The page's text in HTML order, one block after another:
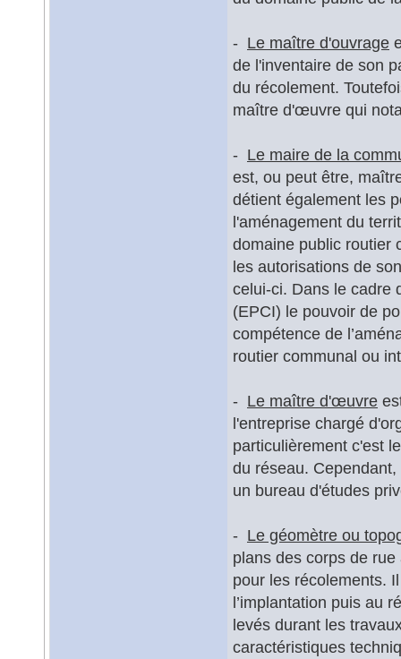
- Le maître d'ouvrage
de l'inventaire de son
du récolement.
maître d'œuvre qui
- Le maire de la
est, ou peut être,
détient également les
l'aménagement du
domaine public routier
les autorisations de
celui-ci. Dans le cadre
(EPCI) le pouvoir de
compétence de
routier communal ou
- Le maître d'œuvre
l'entreprise chargé
particulièrement c'est
du réseau.
un bureau d'études
- Le géomètre ou
plans des corps de
pour les récolements.
l’implantation puis au
levés durant les
caractéristiques